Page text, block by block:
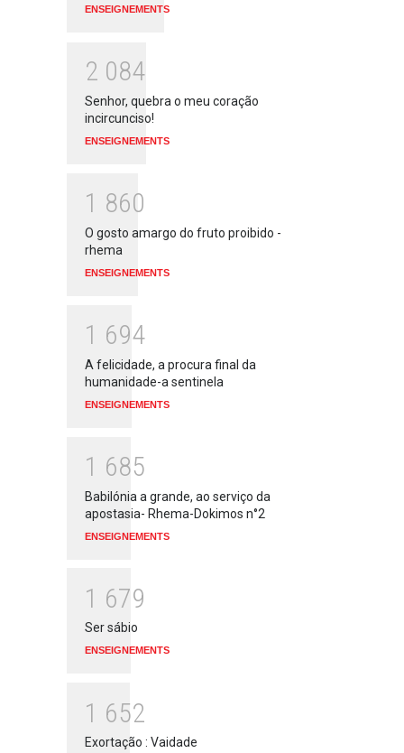
ENSEIGNEMENTS
2 084
Senhor, quebra o meu coração
incircunciso!
ENSEIGNEMENTS
1 860
O gosto amargo do fruto proibido -
rhema
ENSEIGNEMENTS
1 694
A felicidade, a procura final da
humanidade-a sentinela
ENSEIGNEMENTS
1 685
Babilónia a grande, ao serviço da
apostasia- Rhema-Dokimos n°2
ENSEIGNEMENTS
1 679
Ser sábio
ENSEIGNEMENTS
1 652
Exortação : Vaidade